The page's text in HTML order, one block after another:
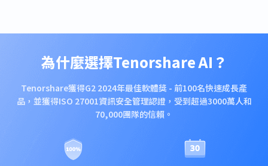
為什麼選擇Tenorshare AI？
Tenorshare獲得G2 2024年最佳軟體獎 - 前100名快速成長產
品，並獲得ISO 27001資訊安全管理認證，受到超過3000萬人和
70,000團隊的信賴。